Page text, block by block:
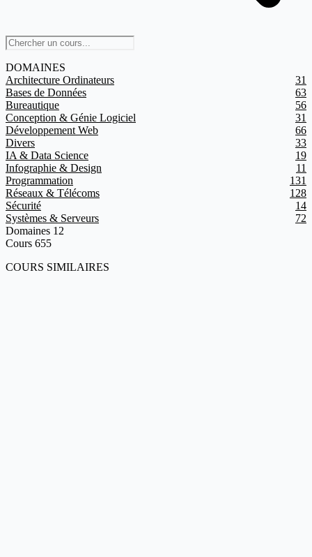
DOMAINES
Architecture Ordinateurs
31
Bases de Données
63
Bureautique
56
Conception & Génie Logiciel
31
Développement Web
66
Divers
33
IA & Data Science
19
Infographie & Design
11
Programmation
131
Réseaux & Télécoms
128
Sécurité
14
Systèmes & Serveurs
72
Domaines 12
Cours 655
COURS SIMILAIRES